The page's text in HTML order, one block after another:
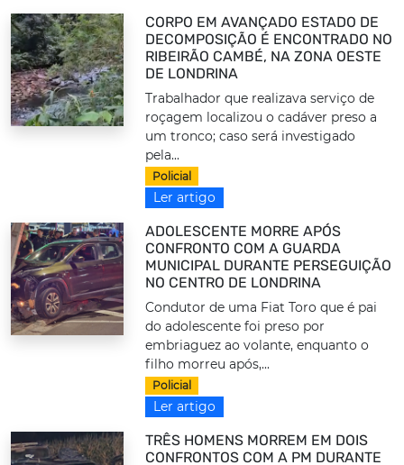
CORPO EM AVANÇADO ESTADO DE
DECOMPOSIÇÃO É ENCONTRADO NO
RIBEIRÃO CAMBÉ, NA ZONA OESTE
DE LONDRINA
Trabalhador que realizava serviço de
roçagem localizou o cadáver preso a
um tronco; caso será investigado
pela...
Policial
Ler artigo
ADOLESCENTE MORRE APÓS
CONFRONTO COM A GUARDA
MUNICIPAL DURANTE PERSEGUIÇÃO
NO CENTRO DE LONDRINA
Condutor de uma Fiat Toro que é pai
do adolescente foi preso por
embriaguez ao volante, enquanto o
filho morreu após,...
Policial
Ler artigo
TRÊS HOMENS MORREM EM DOIS
CONFRONTOS COM A PM DURANTE